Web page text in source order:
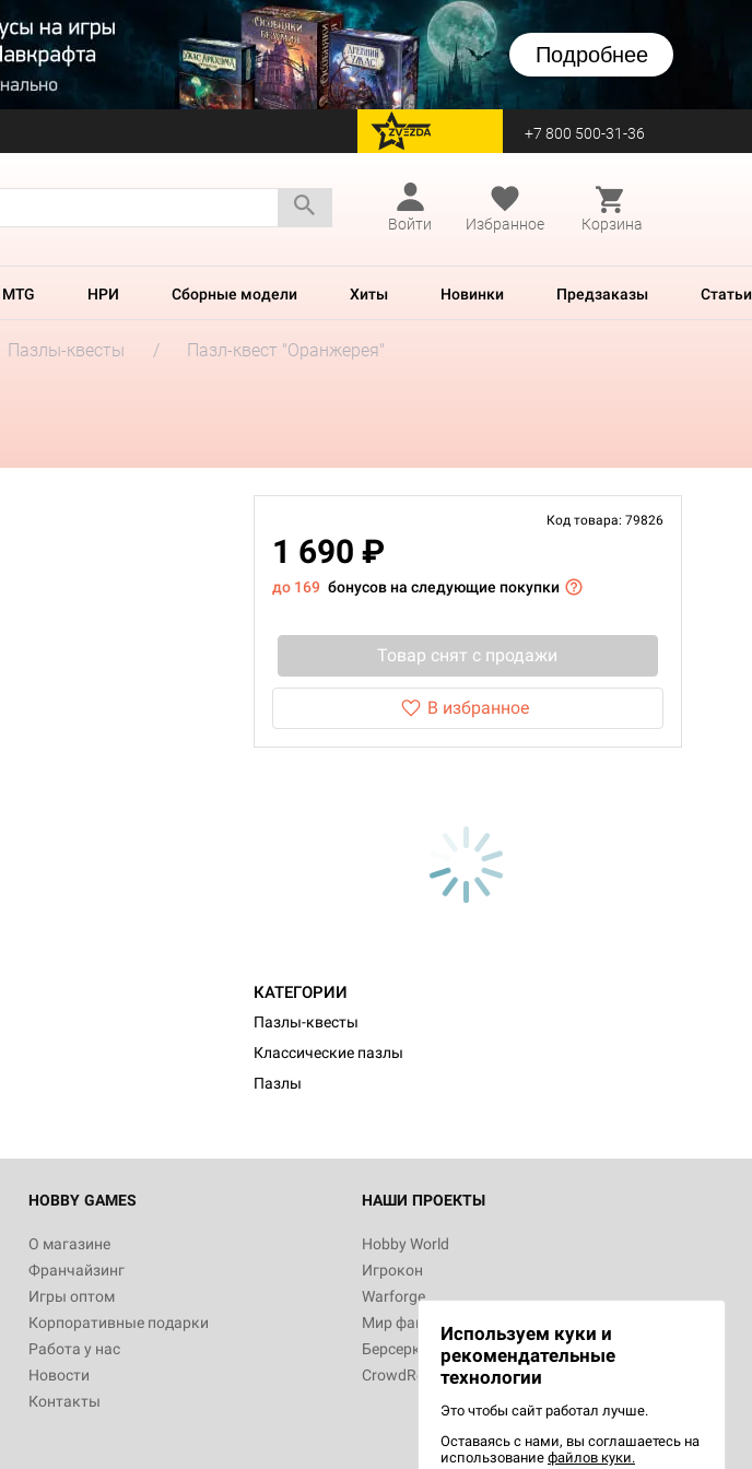
Подробнее
перейти на Zvezda +7 800 500-31-36
Войти
Избранное Корзина
MTG НРИ Сборные модели Хиты Новинки Предзаказы Статьи
Пазлы-квесты Пазл-квест "Оранжерея"
Код товара: 79826
1 690 ₽
до 169 бонусов на следующие покупки
Товар снят с продажи
В избранное
КАТЕГОРИИ
Пазлы-квесты
Классические пазлы
Пазлы
HOBBY GAMES
О магазине
Франчайзинг
Игры оптом
Корпоративные подарки
Работа у нас
Новости
Контакты
НАШИ ПРОЕКТЫ
Hobby World
Игрокон
Warforge
Мир фантастики
Берсерк
CrowdRepublic
Используем куки и
рекомендательные
технологии
Это чтобы сайт работал лучше.
Оставаясь с нами, вы соглашаетесь на
использование файлов куки.
Настольная игра Hobby World Монстры
Белая смерть
12 990
Настольная игра Hobby World Ужас
3 490